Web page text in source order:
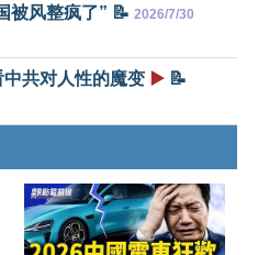
被风整疯了” 📝 2026/7/30
共对人性的魔变 ▶️ 📝